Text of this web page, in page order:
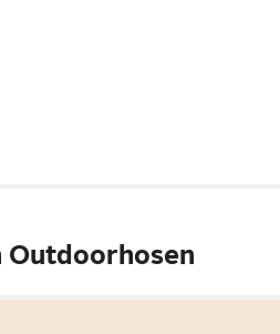
Outdoorhosen